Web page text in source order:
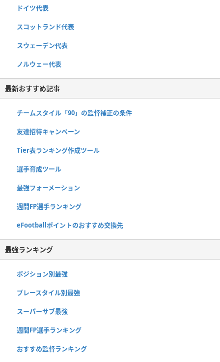
ドイツ代表
スコットランド代表
スウェーデン代表
ノルウェー代表
最新おすすめ記事
チームスタイル「90」の監督補正の条件
友達招待キャンペーン
Tier表ランキング作成ツール
選手育成ツール
最強フォーメーション
週間FP選手ランキング
eFootballポイントのおすすめ交換先
最強ランキング
ポジション別最強
プレースタイル別最強
スーパーサブ最強
週間FP選手ランキング
おすすめ監督ランキング